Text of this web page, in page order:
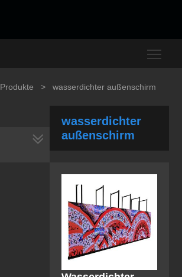
Produkte > wasserdichter außenschirm
wasserdichter
außenschirm